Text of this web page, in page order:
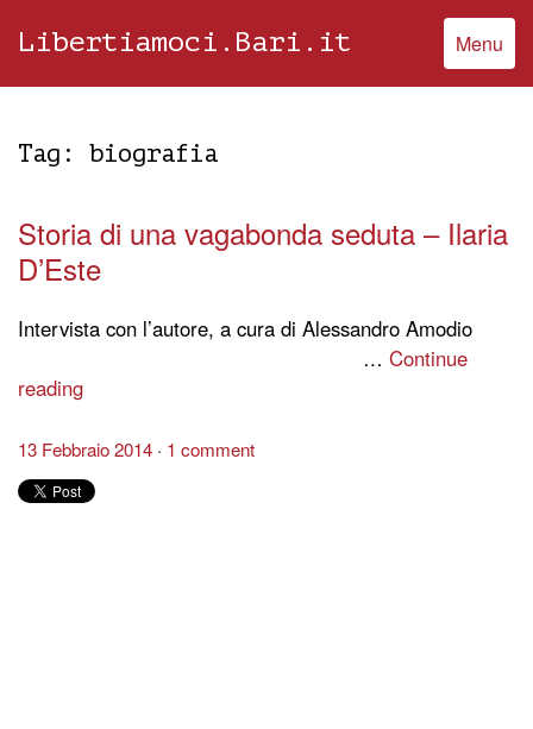
Libertiamoci.Bari.it Menu
Tag: biografia
Storia di una vagabonda seduta – Ilaria
D’Este
Intervista con l’autore, a cura di Alessandro Amodio
… Continue
reading
13 Febbraio 2014 1 comment